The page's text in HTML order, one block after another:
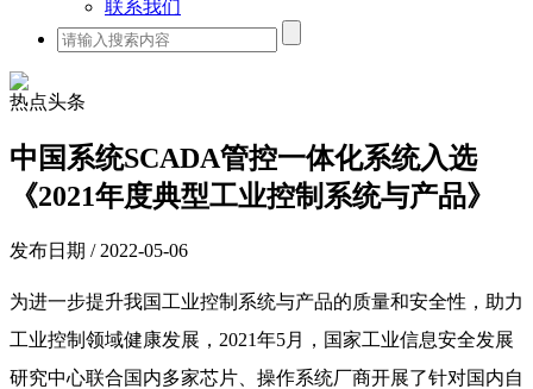
联系我们
热点头条
中国系统SCADA管控一体化系统入选
《2021年度典型工业控制系统与产品》
发布日期 / 2022-05-06
为进一步提升我国工业控制系统与产品的质量和安全性，助力
工业控制领域健康发展， 2021年5月，国家工业信息安全发展
研究中心联合国内多家芯片、操作系统厂商开展了针对国内自